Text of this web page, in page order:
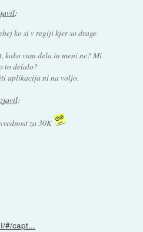
:
ko si v regiji kjer so drage
kako vam dela in meni ne? Mi
to delalo?
aplikacija ni na voljo.
:
za 30K
#/capt...